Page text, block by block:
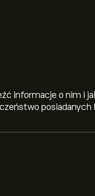
informacje o nim i